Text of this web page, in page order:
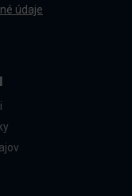
údaje